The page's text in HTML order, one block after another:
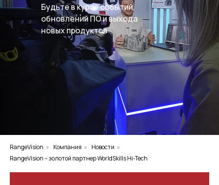
Будьте в курсе событий,
обновлений ПО и выхода
новых продуктов
RangeVision » Компания » Новости »
RangeVision – золотой партнер WorldSkills Hi-Tech